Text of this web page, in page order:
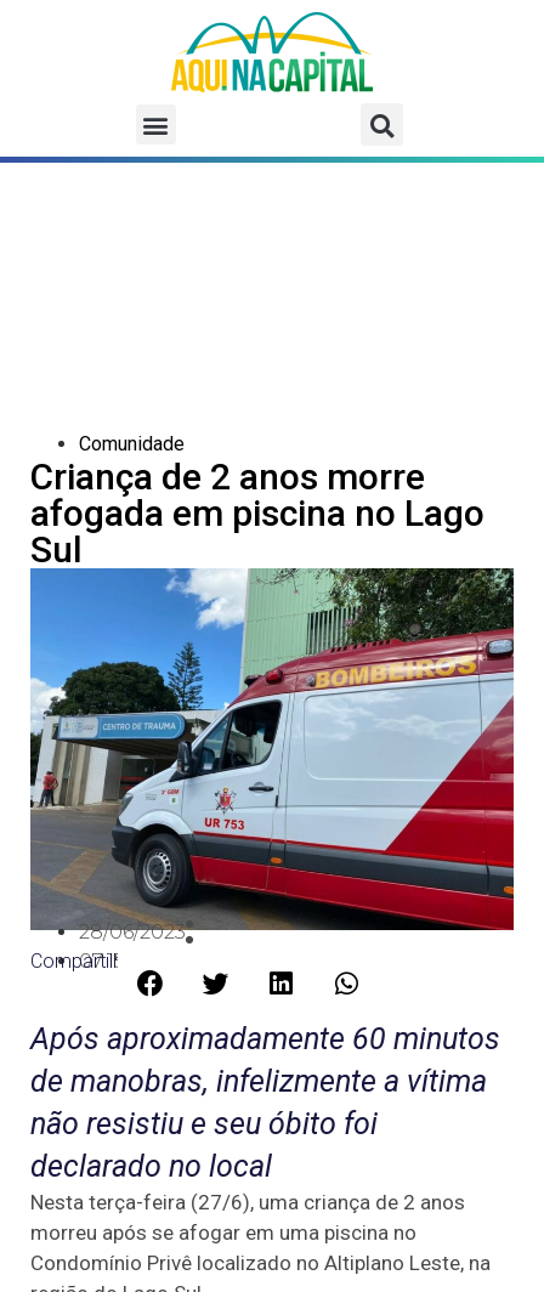
Comunidade
Criança de 2 anos morre
afogada em piscina no Lago
Sul
28/06/2023
07:15
Compartilhe:
Após aproximadamente 60 minutos
de manobras, infelizmente a vítima
não resistiu e seu óbito foi
declarado no local
Nesta terça-feira (27/6), uma criança de 2 anos
morreu após se afogar em uma piscina no
Condomínio Privê localizado no Altiplano Leste, na